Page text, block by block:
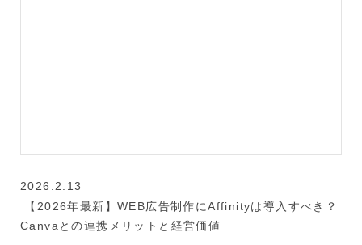
2026.2.13
【2026年最新】WEB広告制作にAffinityは導入すべき？
Canvaとの連携メリットと経営価値